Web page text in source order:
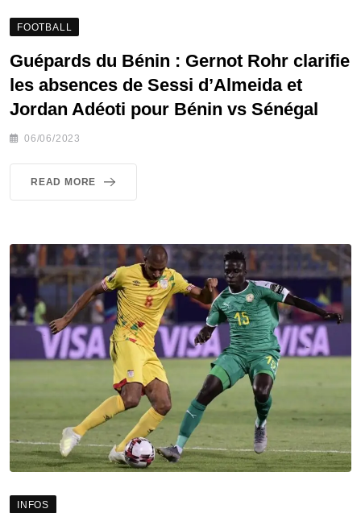
FOOTBALL
Guépards du Bénin : Gernot Rohr clarifie
les absences de Sessi d’Almeida et
Jordan Adéoti pour Bénin vs Sénégal
06/06/2023
READ MORE
INFOS